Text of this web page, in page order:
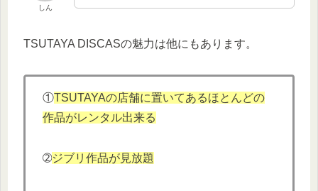
しん
TSUTAYA DISCASの魅力は他にもあります。
①TSUTAYAの店舗に置いてあるほとんどの
作品がレンタル出来る
➁ジブリ作品が見放題